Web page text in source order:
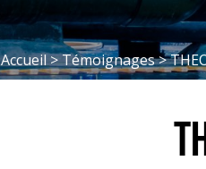
Accueil>Témoignages>